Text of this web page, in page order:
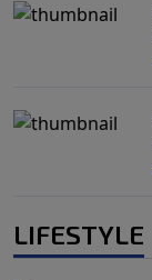
LIFESTYLE